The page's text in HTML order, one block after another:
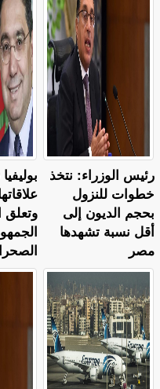
وتعلق
رئيس الوزراء: نتخذ
خطوات للنزول
بحجم الديون إلى
أقل نسبة تشهدها
مصر